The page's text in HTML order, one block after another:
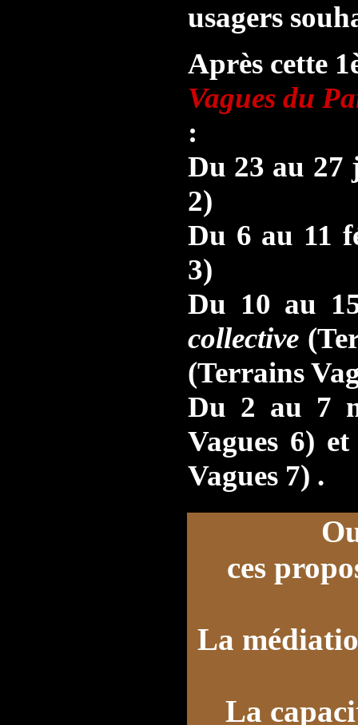
usagers
Après cette
Vagues du
:
Du 23 au
2)
Du 6 au 11
3)
Du 10 au
collective
(Terrains
Du 2 au 7
Vagues 6)
Vagues 7) .
ces
La
La